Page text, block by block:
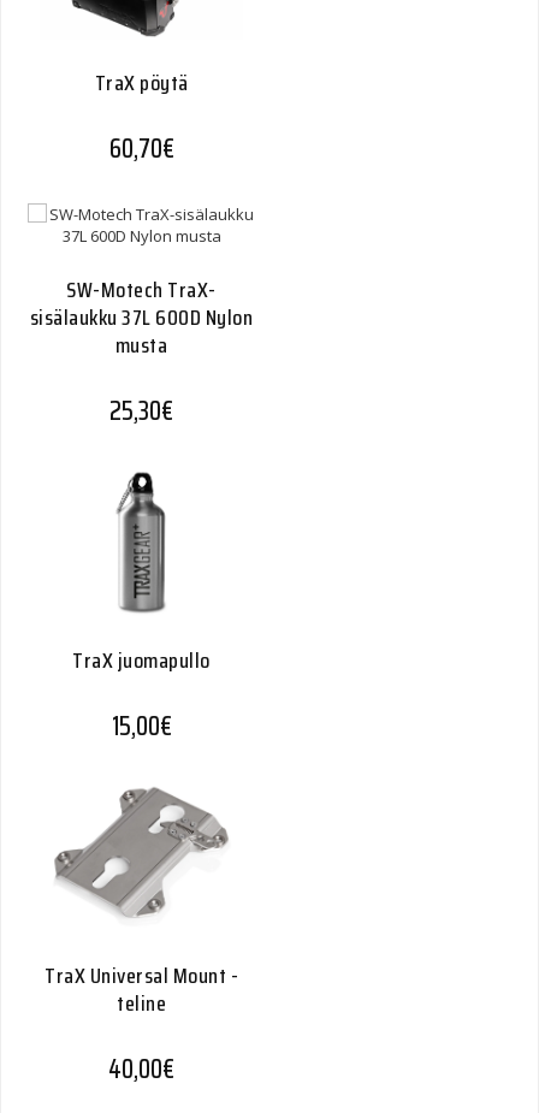
TraX pöytä
60,70€
SW-Motech TraX-
sisälaukku 37L 600D Nylon
musta
25,30€
TraX juomapullo
15,00€
TraX Universal Mount -
teline
40,00€